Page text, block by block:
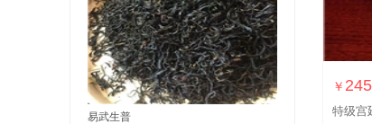
￥ 245
特级宫
易武生普